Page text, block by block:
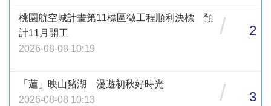
桃園航空城計畫第11標區徵工程順利決標 預
計11月開工
2026-08-08 10:19
/ 2
「蓮」映山豬湖 漫遊初秋好時光
2026-08-08 10:13
/ 3